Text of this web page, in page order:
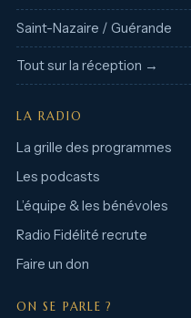
Saint-Nazaire / Guérande
Tout sur la réception →
LA RADIO
La grille des programmes
Les podcasts
L’équipe & les bénévoles
Radio Fidélité recrute
Faire un don
ON SE PARLE ?